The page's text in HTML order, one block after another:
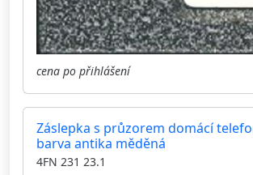
cena po přihlášení
Záslepka s průzorem domácí
barva antika měděná
4FN 231 23.1